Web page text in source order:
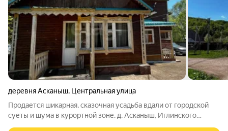
деревня Асканыш, Центральная улица
Продается шикарная, сказочная усадьба вдали от городской
суеты и шума в курортной зоне. д. Асканыш, Иглинского